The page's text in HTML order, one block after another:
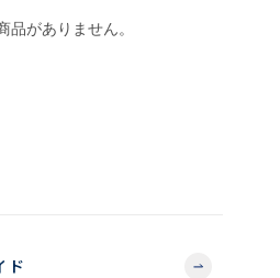
品がありません。
ド